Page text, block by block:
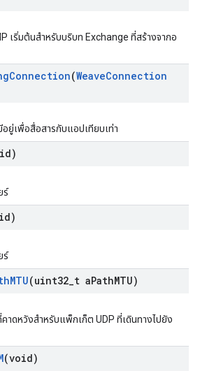
เริ่มต้นสำหรับบริบท Exchange ที่สร้างจากอ
Connection(WeaveConnection
อยู่เพื่อสื่อสารกับแอปเทียบเท่า
ร์
ร์
MTU(uint32 t aPathMTU)
าดหวังสำหรับแพ็กเก็ต UDP ที่เดินทางไปยัง
(void)